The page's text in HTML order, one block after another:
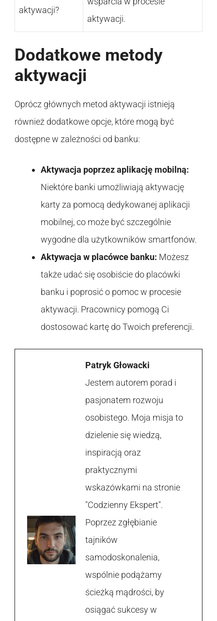
aktywacji?
aktywacji.
Dodatkowe metody
aktywacji
Oprócz głównych metod aktywacji istnieją
również dodatkowe opcje, które mogą być
dostępne w zależności od banku:
Aktywacja poprzez aplikację mobilną:
Niektóre banki umożliwiają aktywację
karty za pomocą dedykowanej aplikacji
mobilnej, co może być szczególnie
wygodne dla użytkowników smartfonów.
Aktywacja w placówce banku: Możesz
także udać się osobiście do placówki
banku i poprosić o pomoc w procesie
aktywacji. Pracownicy pomogą Ci
dostosować kartę do Twoich preferencji.
Patryk Głowacki
Jestem autorem porad i
pasjonatem rozwoju
osobistego. Moja misja to
dzielenie się wiedzą,
inspiracją oraz
praktycznymi
wskazówkami na stronie
"Codzienny Ekspert".
Poprzez zgłębianie
tajników
samodoskonalenia,
wspólnie podążamy
ścieżką mądrości, by
osiągać sukcesy w